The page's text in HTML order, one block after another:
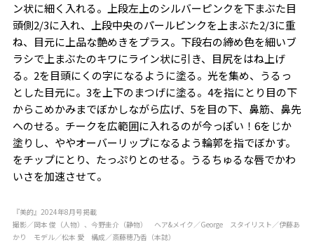
ン状に細く入れる。上段左上のシルバーピンクを下まぶた目
頭側2/3に入れ、上段中央のパールピンクを上まぶた2/3に重
ね、目元に上品な艶めきをプラス。下段右の締め色を細いブ
ラシで上まぶたのキワにライン状に引き、目尻をはね上げ
る。2を目頭にくの字になるように塗る。光を集め、うるっ
とした目元に。3を上下のまつげに塗る。4を指にとり目の下
からこめかみまでぼかしながら広げ、5を目の下、鼻筋、鼻先
へのせる。チークを広範囲に入れるのが今っぽい！6をじか
塗りし、ややオーバーリップになるよう輪郭を指でぼかす。
をチップにとり、たっぷりとのせる。うるちゅるな唇でかわ
いさを加速させて。
『美的』2024年8月号掲載
撮影／岡本 俊（人物）、今野圭介（静物） ヘア&メイク／George スタイリスト／伊藤あ
かり モデル／松本 愛 構成／斎藤穂乃香（本誌）